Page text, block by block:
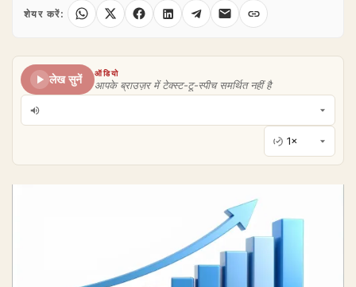
शेयर करें:
लेख सुनें
ऑडियो
आपके ब्राउज़र में टेक्स्ट-टू-स्पीच समर्थित नहीं है